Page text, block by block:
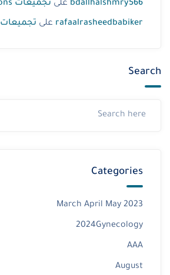
bdallhalshmry566 على تجميعات Chrons
rafaalrasheedbabiker على تجميعات Chrons
Search
Categories
2023 March April May
2024Gynecology
AAA
August